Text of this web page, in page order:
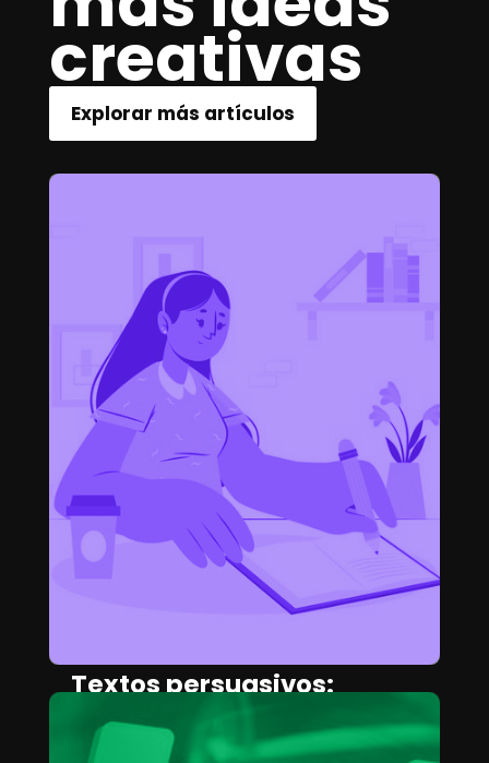
creativas
Explorar más artículos
Textos persuasivos:
Aprende a escribir textos
que venden